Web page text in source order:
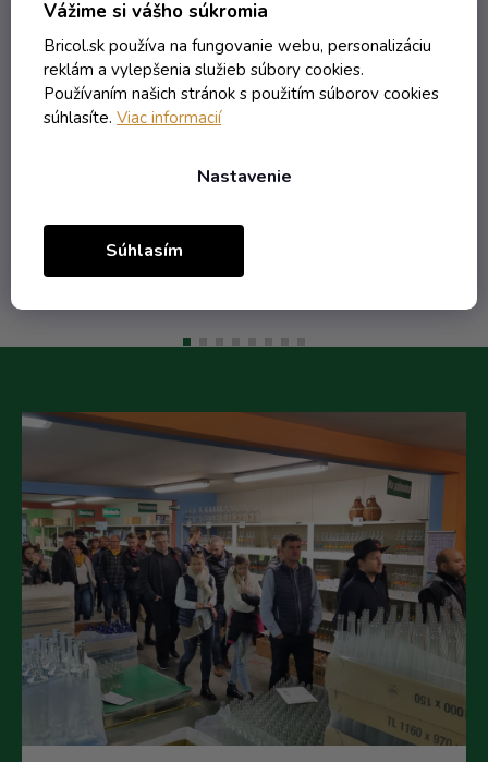
Vážime si vášho súkromia
Bricol.sk používa na fungovanie webu, personalizáciu
reklám a vylepšenia služieb súbory cookies.
Používaním našich stránok s použitím súborov cookies
súhlasíte. Viac informacií
Nastavenie
Súhlasím
bezfarebná + obtisk marhuľa s
lístkom s nápisom Maruna
marhuľovica
Skladom
9,93 €/ ks